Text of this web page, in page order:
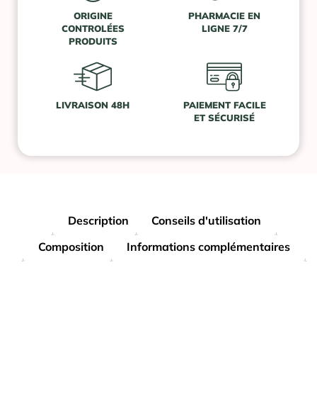
ORIGINE
CONTROLÉES
PRODUITS
PHARMACIE EN
LIGNE 7/7
LIVRAISON 48H
PAIEMENT FACILE
ET SÉCURISÉ
Description
Conseils d'utilisation
Composition
Informations complémentaires